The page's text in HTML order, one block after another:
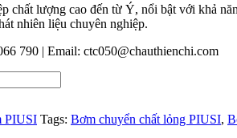
chất lượng cao đến từ Ý, nổi bật với khả
nhiên liệu chuyên nghiệp.
790 | Email: ctc050@chauthienchi.com
PIUSI Tags: Bơm chuyển chất lỏng PIUSI,